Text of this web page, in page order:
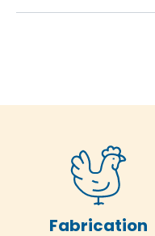
Fabrication